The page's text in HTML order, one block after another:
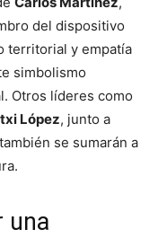
del dispositivo
territorial y empatía
simbolismo
Otros líderes como
López, junto a
se sumarán a
una